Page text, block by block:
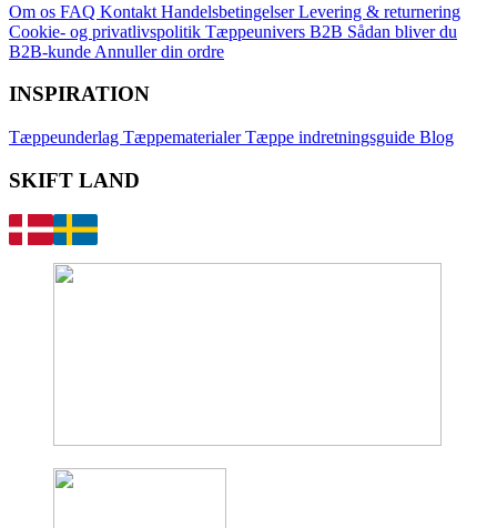
Om os FAQ Kontakt HandelsbetingelserLevering & returnering
Cookie- og privatlivspolitik Tæppeunivers B2B Sådan bliver du
B2B-kunde Annuller din ordre
INSPIRATION
Tæppeunderlag TæppematerialerTæppe indretningsguide Blog
SKIFT LAND